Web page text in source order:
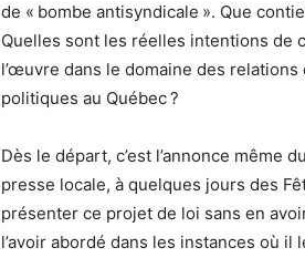
de « bombe antisyndicale ». Que
Quelles sont les réelles intentions de
l’œuvre dans le domaine des
politiques au Québec ?
Dès le départ, c’est l’annonce même
presse locale, à quelques jours des
présenter ce projet de loi sans en
l’avoir abordé dans les instances où